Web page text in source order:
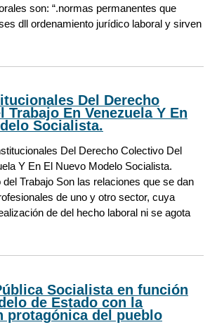
son: “.normas permanentes que
dll ordenamiento jurídico laboral y sirven
Del Derecho
Trabajo En Venezuela Y En
Socialista.
Del Derecho Colectivo Del
Y En El Nuevo Modelo Socialista.
Trabajo Son las relaciones que se dan
de uno y otro sector, cuya
de del hecho laboral ni se agota
Socialista en función
de Estado con la
protagónica del pueblo